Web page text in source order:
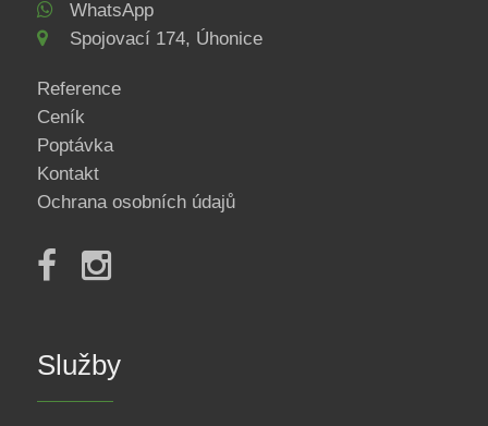
WhatsApp
Spojovací 174, Úhonice
Reference
Ceník
Poptávka
Kontakt
Ochrana osobních údajů
Služby